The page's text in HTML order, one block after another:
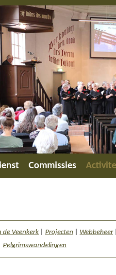
Commissies
de Veenkerk Projecten Webbeheer
Pelgrimswandelingen